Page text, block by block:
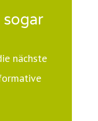
sogar
nächste